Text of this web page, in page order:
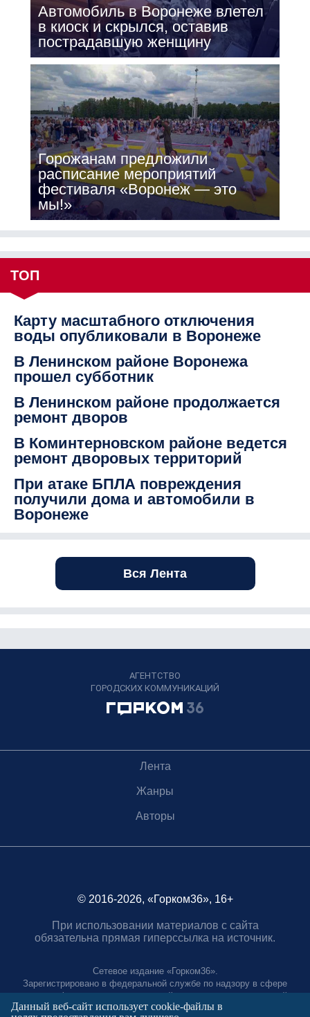
Автомобиль в Воронеже влетел
в киоск и скрылся, оставив
пострадавшую женщину
Горожанам предложили
расписание мероприятий
фестиваля «Воронеж — это
мы!»
ТОП
Карту масштабного отключения
воды опубликовали в Воронеже
В Ленинском районе Воронежа
прошел субботник
В Ленинском районе продолжается
ремонт дворов
В Коминтерновском районе ведется
ремонт дворовых территорий
При атаке БПЛА повреждения
получили дома и автомобили в
Воронеже
Вся Лента
АГЕНТСТВО
ГОРОДСКИХ КОММУНИКАЦИЙ
Лента
Жанры
Авторы
© 2016-2026, «Горком36», 16+
При использовании материалов с сайта
обязательна прямая гиперссылка на источник.
Сетевое издание «Горком36».
Зарегистрировано в федеральной службе по надзору в сфере
связи, информационных технологий и массовых коммуникаций.
Регистрационный номер ЭЛ № ФС77-88966 от 21 января 2025 г.
Данный веб-сайт использует cookie-файлы в